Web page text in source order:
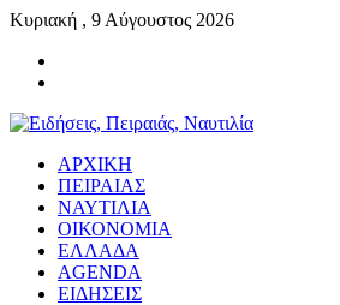
Κυριακή , 9 Αύγουστος 2026
ΑΡΧΙΚΗ
ΠΕΙΡΑΙΑΣ
ΝΑΥΤΙΛΙΑ
ΟΙΚΟΝΟΜΙΑ
ΕΛΛΑΔΑ
AGENDA
ΕΙΔΗΣΕΙΣ